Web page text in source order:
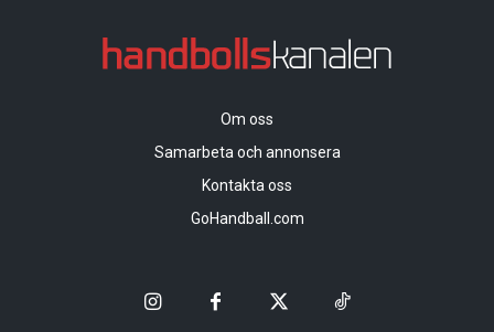
Om oss
Samarbeta och annonsera
Kontakta oss
GoHandball.com